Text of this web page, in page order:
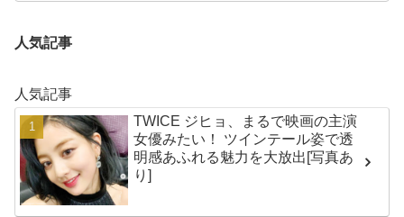
人気記事
人気記事
TWICE ジヒョ、まるで映画の主演
女優みたい！ ツインテール姿で透
明感あふれる魅力を大放出[写真あ
り]